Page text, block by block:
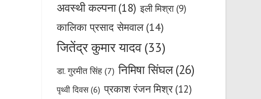
अवस्थी कल्पना (18) इली मिश्रा (9)
कालिका प्रसाद सेमवाल (14)
जितेंद्र कुमार यादव (33)
डा. गुरमीत सिंह (7) निमिषा सिंघल(26)
पृथ्वी दिवस (6) प्रकाश रंजन मिश्र (12)